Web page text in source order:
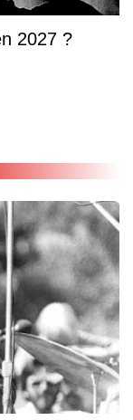
2027 ?